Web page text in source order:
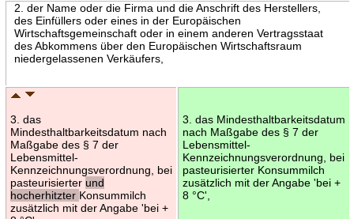
2. der Name oder die Firma und die Anschrift des Herstellers,
des Einfüllers oder eines in der Europäischen
Wirtschaftsgemeinschaft oder in einem anderen Vertragsstaat
des Abkommens über den Europäischen Wirtschaftsraum
niedergelassenen Verkäufers,
3. das
Mindesthaltbarkeitsdatum nach
Maßgabe des § 7 der
Lebensmittel-
Kennzeichnungsverordnung, bei
pasteurisierter und
hocherhitzter Konsummilch
zusätzlich mit der Angabe 'bei +
3. das Mindesthaltbarkeitsdatum
nach Maßgabe des § 7 der
Lebensmittel-
Kennzeichnungsverordnung, bei
pasteurisierter Konsummilch
zusätzlich mit der Angabe 'bei +
8 °C',